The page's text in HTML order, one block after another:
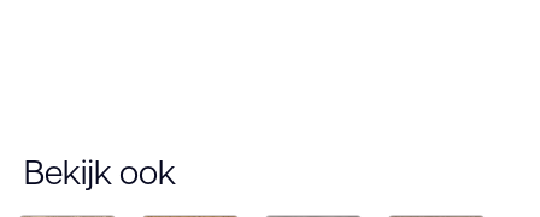
Bekijk ook